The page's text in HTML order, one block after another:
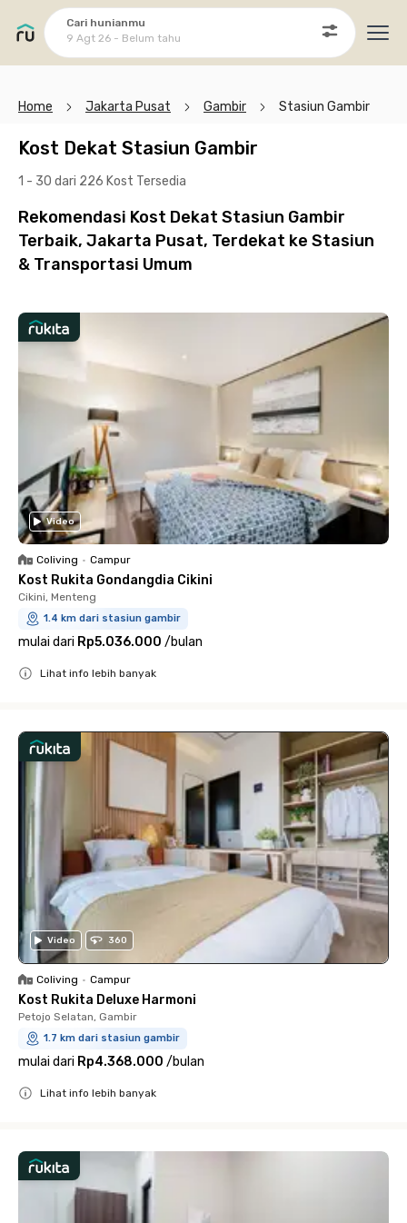
Cari hunianmu
9 Agt 26 - Belum tahu
Home Jakarta Pusat Gambir Stasiun Gambir
Kost Dekat Stasiun Gambir
1 - 30 dari 226 Kost Tersedia
Rekomendasi Kost Dekat Stasiun Gambir
Terbaik, Jakarta Pusat, Terdekat ke Stasiun
& Transportasi Umum
Video
Coliving • Campur
Kost Rukita Gondangdia Cikini
Cikini, Menteng
1.4 km dari stasiun gambir
mulai dari Rp5.036.000 /bulan
Lihat info lebih banyak
Video 360
Coliving • Campur
Kost Rukita Deluxe Harmoni
Petojo Selatan, Gambir
1.7 km dari stasiun gambir
mulai dari Rp4.368.000 /bulan
Lihat info lebih banyak